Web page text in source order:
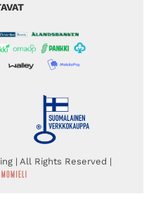
| All Rights Reserved |